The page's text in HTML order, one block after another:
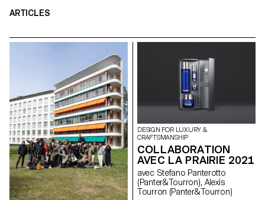
ARTICLES
DESIGN FOR LUXURY &
CRAFTSMANSHIP
COLLABORATION
AVEC LA PRAIRIE 2021
avec Stefano Panterotto
(Panter&Tourron), Alexis
Tourron (Panter&Tourron)